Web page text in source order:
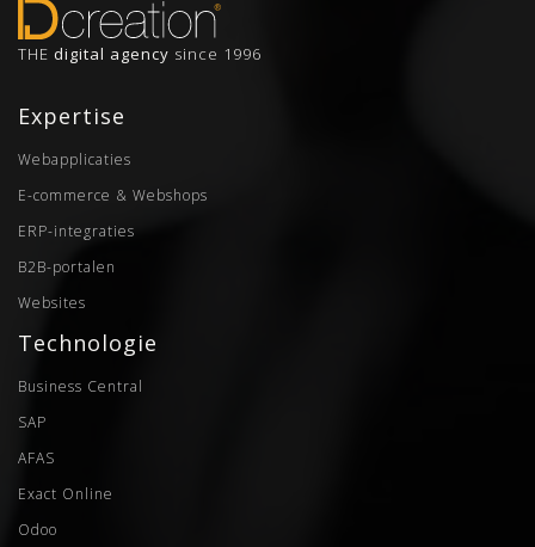
THE digital agency since 1996
Expertise
Webapplicaties
E-commerce & Webshops
ERP-integraties
B2B-portalen
Websites
Technologie
Business Central
SAP
AFAS
Exact Online
Odoo